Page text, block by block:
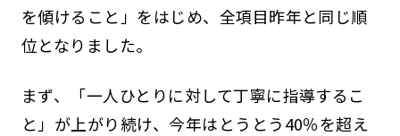
を傾けること」をはじめ、全項目昨年と同じ順
位となりました。
まず、「一人ひとりに対して丁寧に指導するこ
と」が上がり続け、今年はとうとう40％を超え